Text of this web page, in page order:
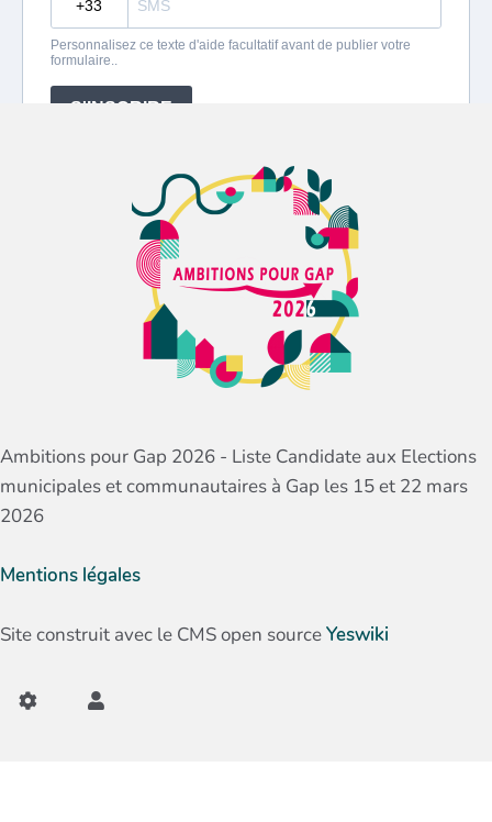
Ambitions pour Gap 2026 - Liste Candidate aux Elections
municipales et communautaires à Gap les 15 et 22 mars
2026
Mentions légales
Site construit avec le CMS open sourceYeswiki